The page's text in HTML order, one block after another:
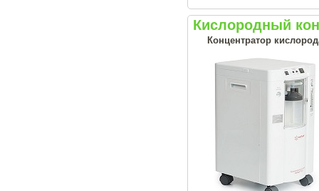
Кислородный
Концентратор